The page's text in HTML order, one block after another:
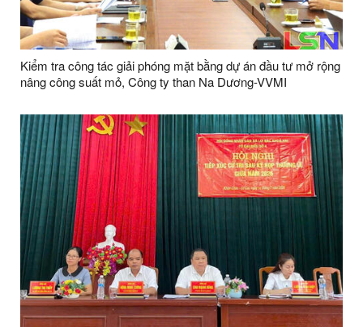
Kiểm tra công tác giải phóng mặt bằng dự án đầu tư mở rộng
nâng công suất mỏ, Công ty than Na Dương-VVMI